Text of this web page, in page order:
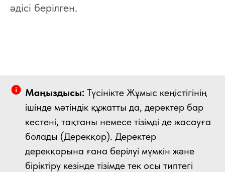
әдісі берілген.
Маңыздысы: Түсінікте Жұмыс кеңістігінің
ішінде мәтіндік құжатты да, деректер бар
кестені, тақтаны немесе тізімді де жасауға
болады (Дерекқор). Деректер
дерекқорына ғана берілуі мүмкін және
біріктіру кезінде тізімде тек осы типтегі